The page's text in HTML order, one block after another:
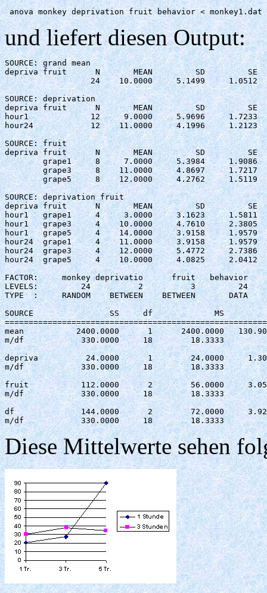
anova monkey deprivation fruit behavior < monkey1.dat
und liefert diesen Output:
SOURCE: grand mean
depriva fruit      N       MEAN         SD         SE
                  24    10.0000     5.1499     1.0512
SOURCE: deprivation
depriva fruit      N       MEAN         SD         SE
hour1             12     9.0000     5.9696     1.7233
hour24            12    11.0000     4.1996     1.2123
SOURCE: fruit
depriva fruit      N       MEAN         SD         SE
        grape1     8     7.0000     5.3984     1.9086
        grape3     8    11.0000     4.8697     1.7217
        grape5     8    12.0000     4.2762     1.5119
SOURCE: deprivation fruit
depriva fruit      N       MEAN         SD         SE
hour1   grape1     4     3.0000     3.1623     1.5811
hour1   grape3     4    10.0000     4.7610     2.3805
hour1   grape5     4    14.0000     3.9158     1.9579
hour24  grape1     4    11.0000     3.9158     1.9579
hour24  grape3     4    12.0000     5.4772     2.7386
hour24  grape5     4    10.0000     4.0825     2.0412
FACTOR:     monkey deprivatio      fruit   behavior
LEVELS:         24          2          3         24
TYPE  :     RANDOM    BETWEEN    BETWEEN       DATA
SOURCE                SS     df             MS
mean	       2400.0000      1      2400.0000   130.909  0.000 ***
m/df	        330.0000     18        18.3333
depriva	         24.0000      1        24.0000     1.309  0.268
m/df	        330.0000     18        18.3333
fruit  	        112.0000      2        56.0000     3.055  0.072
m/df	        330.0000     18        18.3333
df	        144.0000      2        72.0000     3.927  0.038 *
m/df	        330.0000     18        18.3333
Diese Mittelwerte sehen